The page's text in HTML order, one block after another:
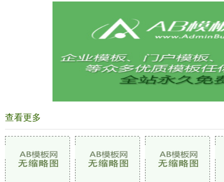
查看更多